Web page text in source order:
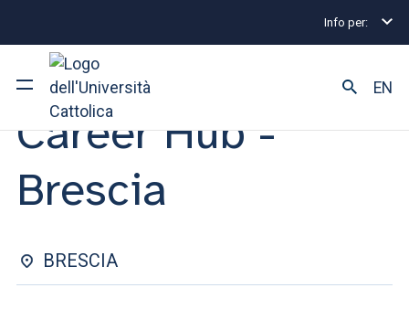
Info per:
Ateneo
Corsi di studio
Ricerca
Facoltà e campus
EN
Eventi di Stage e Placement Career Hub - Brescia
CONSULENZE ONE-TO-ONE | 22 OTTOBRE 2024
Career Hub -
Brescia
BRESCIA